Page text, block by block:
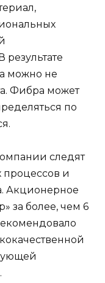
результате
можно не
Фибра может
по
следят
процессов и
Акционерное
за более, чем 6